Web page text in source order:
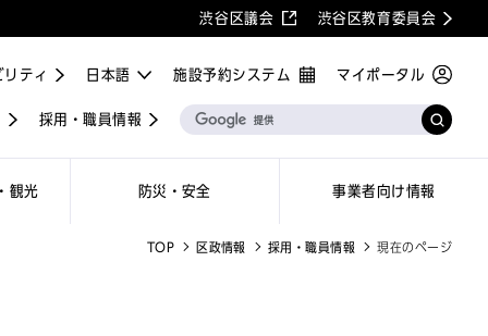
渋谷区議会 渋谷区教育委員会
観光 防災・安全 事業者向け情報
マイポータル
施設予約システム
採用・職員情報
ティ
TOP 区政情報 採用・職員情報 現在のページ